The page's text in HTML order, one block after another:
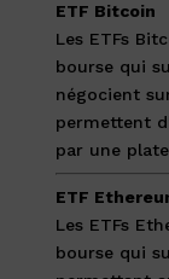
ETF Bitcoin
Les ETFs
bourse qui
négocient
permettent
par une
ETF
Les ETFs
bourse qui